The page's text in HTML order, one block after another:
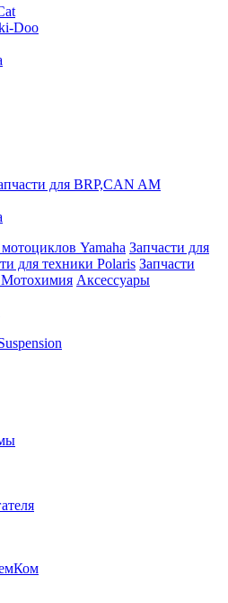
Doo
для BRP,CAN AM
Yamaha Запчасти для
для техники Polaris Запчасти
Аксессуары